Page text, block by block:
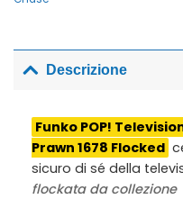
Descrizione
Funko POP!
Prawn 1678 Flocked
sicuro di sé della
flockata da collezione